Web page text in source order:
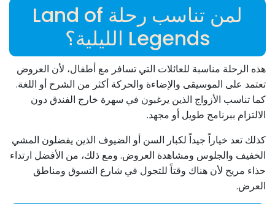
لمن تناسب رحلة Land of
Legends الليلية؟
هذه الرحلة مناسبة للعائلات التي تسافر مع أطفال، لأن العروض
تعتمد على الموسيقى والإضاءة والحركة أكثر من الشرح أو اللغة.
كما تناسب الأزواج الذين يرغبون في سهرة خارج الفندق دون
الالتزام ببرنامج طويل أو مجهد.
كذلك تعد خياراً جيداً لكبار السن أو الضيوف الذين يفضلون المشي
الخفيف والجلوس ومشاهدة العروض. ومع ذلك، من الأفضل ارتداء
حذاء مريح لأن هناك وقتاً للتجول في شارع التسوق ومناطق
العرض.